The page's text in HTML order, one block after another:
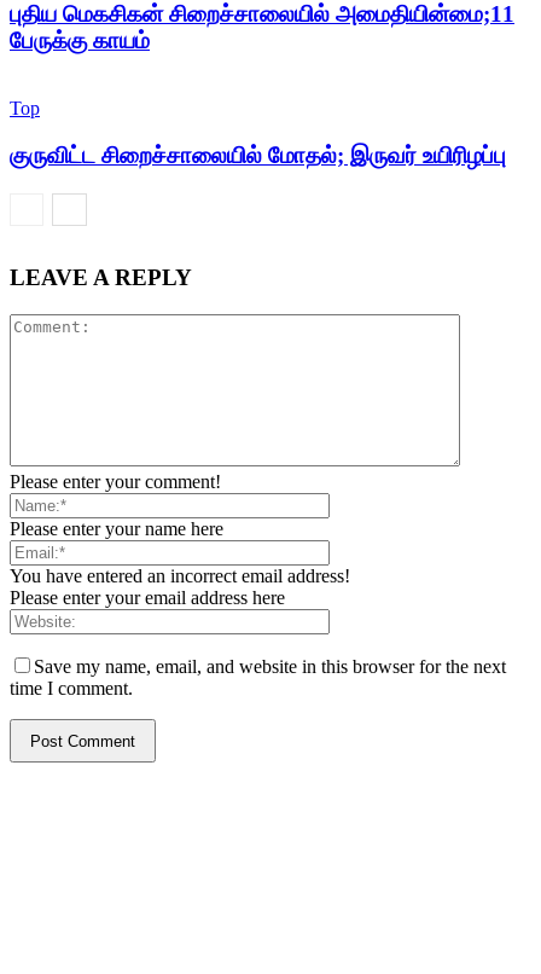
புதிய மெகசிகன் சிறைச்சாலையில் அமைதியின்மை;11
பேருக்கு காயம்
Top
குருவிட்ட சிறைச்சாலையில் மோதல்; இருவர் உயிரிழப்பு
LEAVE A REPLY
Please enter your comment!
Please enter your name here
You have entered an incorrect email address!
Please enter your email address here
Save my name, email, and website in this browser for the next
time I comment.